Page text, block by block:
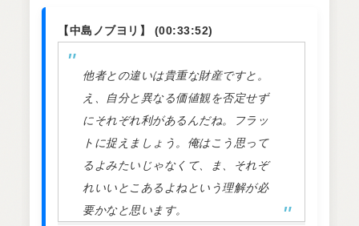
【中島ノブヨリ】 (00:33:52)
他者との違いは貴重な財産ですと。
え、自分と異なる価値観を否定せず
にそれぞれ利があるんだね。フラッ
トに捉えましょう。俺はこう思って
るよみたいじゃなくて、ま、それぞ
れいいとこあるよねという理解が必
要かなと思います。